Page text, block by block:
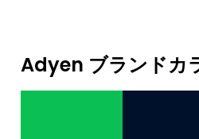
Adyen ブランドカ